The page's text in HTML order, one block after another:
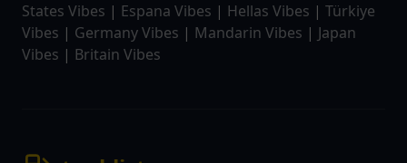
States Vibes | Espana Vibes | Hellas Vibes | Türkiye
Vibes | Germany Vibes | Mandarin Vibes | Japan
Vibes | Britain Vibes